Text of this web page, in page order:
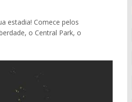
estadia! Comece pelos
o Central Park, o